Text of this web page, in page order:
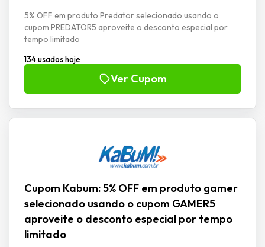
5% OFF em produto Predator selecionado usando o
cupom PREDATOR5 aproveite o desconto especial por
tempo limitado
134 usados hoje
Ver Cupom
Cupom Kabum: 5% OFF em produto gamer
selecionado usando o cupom GAMER5
aproveite o desconto especial por tempo
limitado